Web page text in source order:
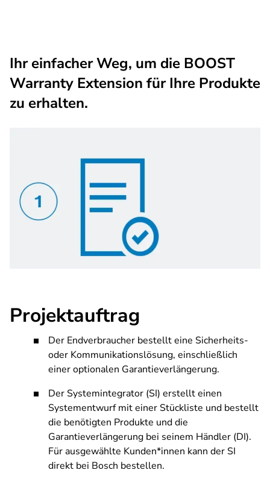
Ihr einfacher Weg, um die BOOST
Warranty Extension für Ihre Produkte
zu erhalten.
Projektauftrag
Der Endverbraucher bestellt eine Sicherheits-
oder Kommunikationslösung, einschließlich
einer optionalen Garantieverlängerung.
Der Systemintegrator (SI) erstellt einen
Systementwurf mit einer Stückliste und bestellt
die benötigten Produkte und die
Garantieverlängerung bei seinem Händler (DI).
Für ausgewählte Kunden*innen kann der SI
direkt bei Bosch bestellen.